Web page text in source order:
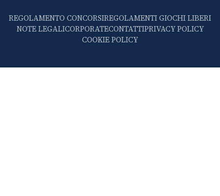
REGOLAMENTO CONCORSIREGOLAMENTI GIOCHI LIBERI
NOTE LEGALICORPORATECONTATTIPRIVACY POLICY
COOKIE POLICY